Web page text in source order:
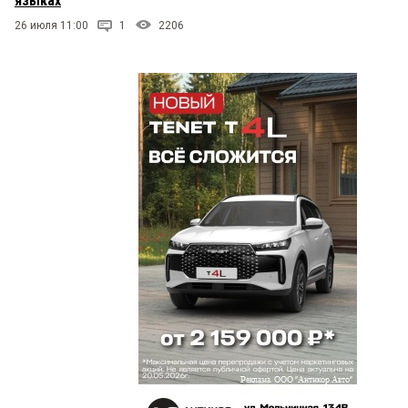
растет, но бензина же от этого больше не станет!
26 июля 11:00 1 2206